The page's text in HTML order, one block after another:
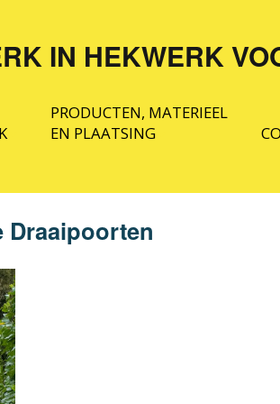
IN HEKWERK
PRODUCTEN, MATERIEEL
EN PLAATSING
AUTOMATISERING
INSTALLATIE EN
Draaipoorten